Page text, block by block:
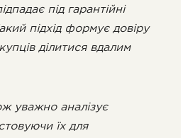
під гарантійні
підхід формує довіру
ділитися вдалим
уважно аналізує
їх для